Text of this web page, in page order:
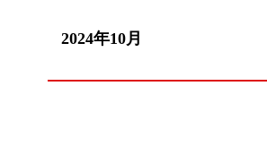
2024年10月